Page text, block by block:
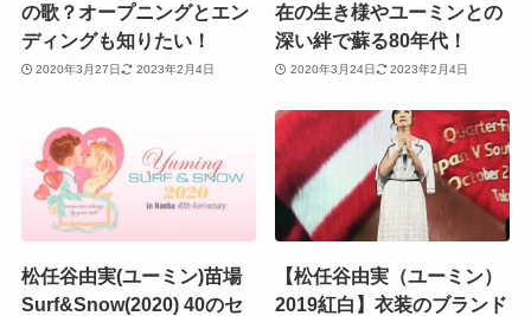
の歌？オープニングとエン
ディングも知りたい！
2020年3月27日 2023年2月4日
在の生き様やユーミンとの
深い絆で蘇る80年代！
2020年3月24日 2023年2月4日
松任谷由実(ユーミン)苗場
Surf&Snow(2020) 40のセ
【松任谷由実（ユーミン）
2019紅白】衣装のブランド